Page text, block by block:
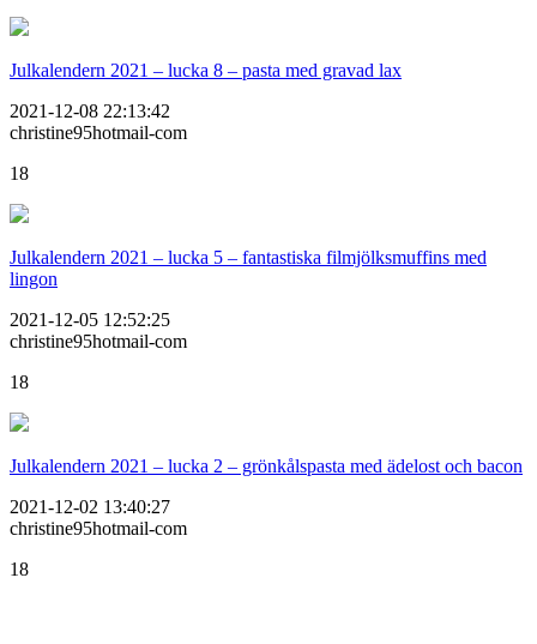
Julkalendern 2021 – lucka 8 – pasta med gravad lax
2021-12-08 22:13:42
christine95hotmail-com
18
Julkalendern 2021 – lucka 5 – fantastiska filmjölksmuffins med
lingon
2021-12-05 12:52:25
christine95hotmail-com
18
Julkalendern 2021 – lucka 2 – grönkålspasta med ädelost och bacon
2021-12-02 13:40:27
christine95hotmail-com
18